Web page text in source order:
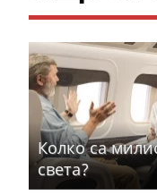
Колко са
света?